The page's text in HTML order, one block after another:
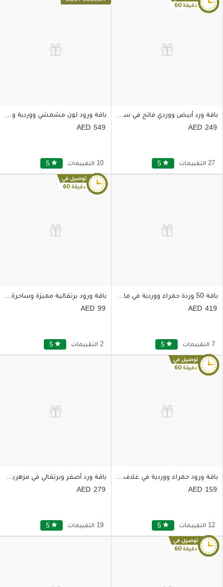
باقة ورد أبيض ووردي فاتح في سلة أنيقة
249
5 star 27 التقييمات
باقة ورود لون مشمشي ووردية وبنفسجية في فازة زجاجية
549
5 star 10 التقييمات
باقة 50 وردة حمراء ووردية في فازة زجاجية
419
5 star 7 التقييمات
باقة ورود برتقالية مميزة وساحرة بغلاف رائع
99
5 star 2 التقييمات
باقة ورود حمراء ووردية في غلاف بنفسجي راقي
159
5 star 12 التقييمات
باقة ورد أصفر وبرتقالي في مزهرية زجاجية أنيقة
279
5 star 19 التقييمات